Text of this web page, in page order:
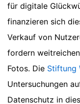
für digitale
finanzieren sich
Verkauf von
fordern
Fotos. Die Stiftung
Untersuchungen
Datenschutz in